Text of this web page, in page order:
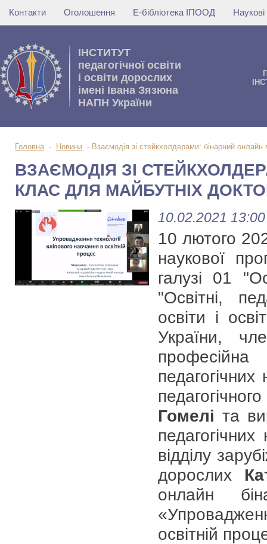
Контакти Оголошення Е-бібліотека ІПООД
IНСТИТУТ
педагогічної освіти
i освiти дорослих
імені Івана Зязюна
НАПН України
Головна- Новини - Взаємодія зі стейкхолдерами: бінарний
ВЗАЄМОДІЯ ЗІ
КЛАС ДЛЯ МАЙБУТНІХ
10.02.2021 13:00
10 лютого
наукової
галузі 01
"Освітні,
освіти і
України,
Гомелі та
відділу
дорослих
онлайн
освітній